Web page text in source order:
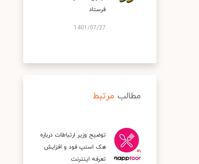
فرستاد
1401/07/27
مطالب مرتبط
توضیح وزیر ارتباطات درباره
هک اسنپ‌ فود و افزایش
تعرفه اینترنت